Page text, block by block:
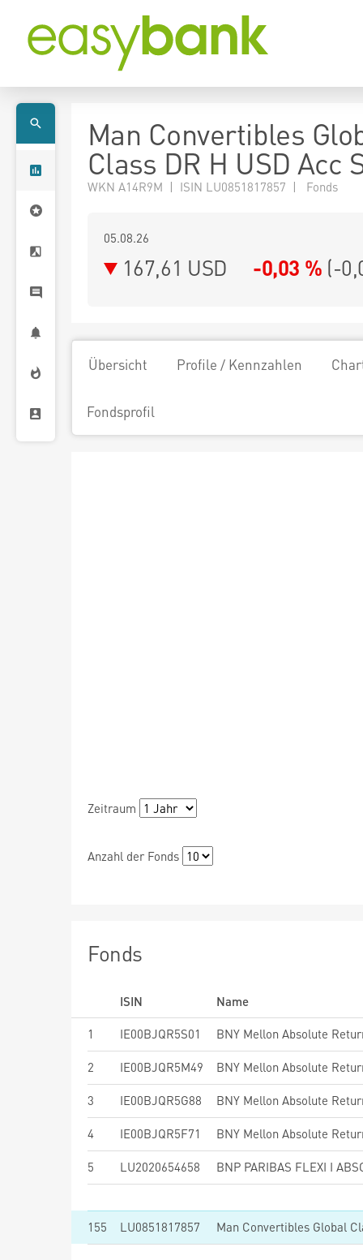
Man Convertibles
Class DR H USD Acc
WKN A14R9M | ISIN LU0851817857 | Fonds
05.08.26
167,61 USD -0,03 % (-
Übersicht Profile / Kennzahlen
Fondsprofil
Zeitraum
Anzahl der Fonds
Fonds
ISIN
Name
1
IE00BJQR5S01
2 IE00BJQR5M49
3 IE00BJQR5G88
4 IE00BJQR5F71
5 LU2020654658
155 LU0851817857 Man Convertibles Global